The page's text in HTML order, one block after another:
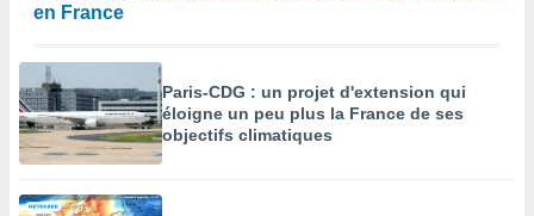
en France
Paris-CDG : un projet d'extension qui
éloigne un peu plus la France de ses
objectifs climatiques